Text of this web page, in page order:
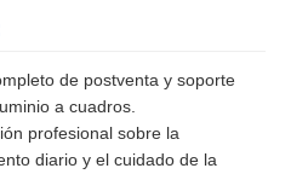
de postventa y soporte
a cuadros.
profesional sobre la
diario y el cuidado de la